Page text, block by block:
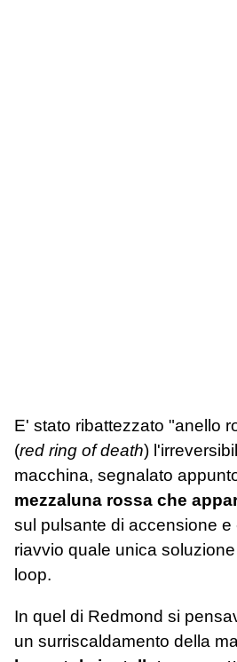
E' stato ribattezzato "anello
(red ring of death)
macchina, segnalato
mezzaluna rossa che
sul pulsante di accensione e
riavvio quale unica
loop.
In quel di Redmond si
un surriscaldamento della